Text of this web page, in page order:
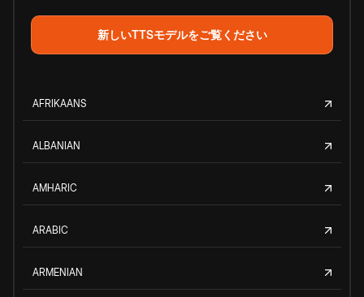
新しいTTSモデルをご覧ください
AFRIKAANS
ALBANIAN
AMHARIC
ARABIC
ARMENIAN